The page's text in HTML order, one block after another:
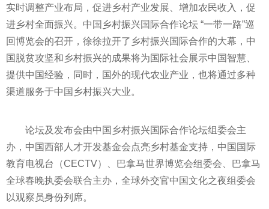
实时调整产业布局，促进乡村产业发展、增加农民收入，促
进乡村全面振兴。中国乡村振兴国际合作论坛 “一带一路”巡
回博览会的召开，徐徐拉开了乡村振兴国际合作的大幕，中
国 脱贫攻坚和乡村振兴的成果将为国际社会展示中国智慧、
提供中国经验，同时，国外的现代农业产业，也将通过多种
渠道服务于中国乡村振兴大业。
论坛及发布会由中国乡村振兴国际合作论坛组委会主
办，中国西部人才开发基金会点亮乡村基金支持，中国国际
教育电视台（CECTV）、巴拿马世界博览会组委会、巴拿马
全球春晚执委会联合主办，全球外交官中国文化之夜组委会
以观察员身份列席。